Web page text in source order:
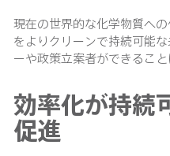
現在の世界的な化学物質へ
をよりクリーンで持続可能
ーや政策立案者ができるこ
効率化が持続
促進